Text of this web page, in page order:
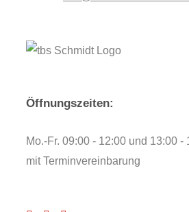
Öffnungszeiten:
Mo.-Fr. 09:00 - 12:00 und 13:00 -
mit Terminvereinbarung